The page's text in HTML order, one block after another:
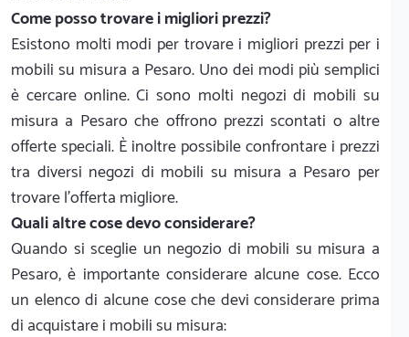
Come posso trovare i migliori prezzi?
Esistono molti modi per trovare i migliori prezzi per i
mobili su misura a Pesaro. Uno dei modi più semplici
è cercare online. Ci sono molti negozi di mobili su
misura a Pesaro che offrono prezzi scontati o altre
offerte speciali. È inoltre possibile confrontare i prezzi
tra diversi negozi di mobili su misura a Pesaro per
trovare l'offerta migliore.
Quali altre cose devo considerare?
Quando si sceglie un negozio di mobili su misura a
Pesaro, è importante considerare alcune cose. Ecco
un elenco di alcune cose che devi considerare prima
di acquistare i mobili su misura: